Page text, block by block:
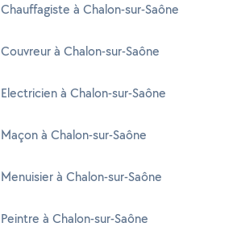
Chauffagiste à Chalon-sur-Saône
Couvreur à Chalon-sur-Saône
Electricien à Chalon-sur-Saône
Maçon à Chalon-sur-Saône
Menuisier à Chalon-sur-Saône
Peintre à Chalon-sur-Saône